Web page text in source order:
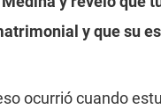
y que su
ocurrió cuando